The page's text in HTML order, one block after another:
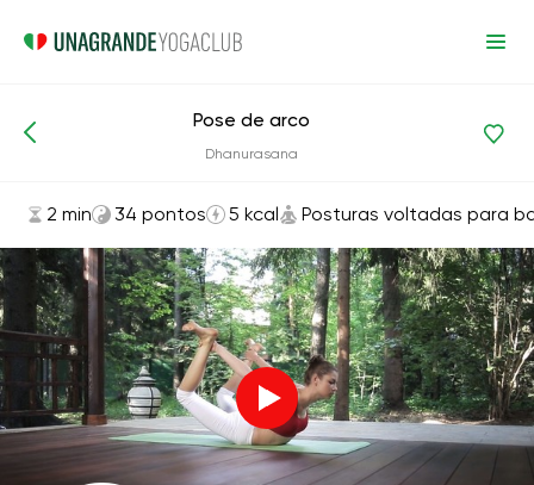
Asanas e exercícios
Pose de arco
Dhanurasana
2 min 34 pontos 5 kcal Posturas voltadas para